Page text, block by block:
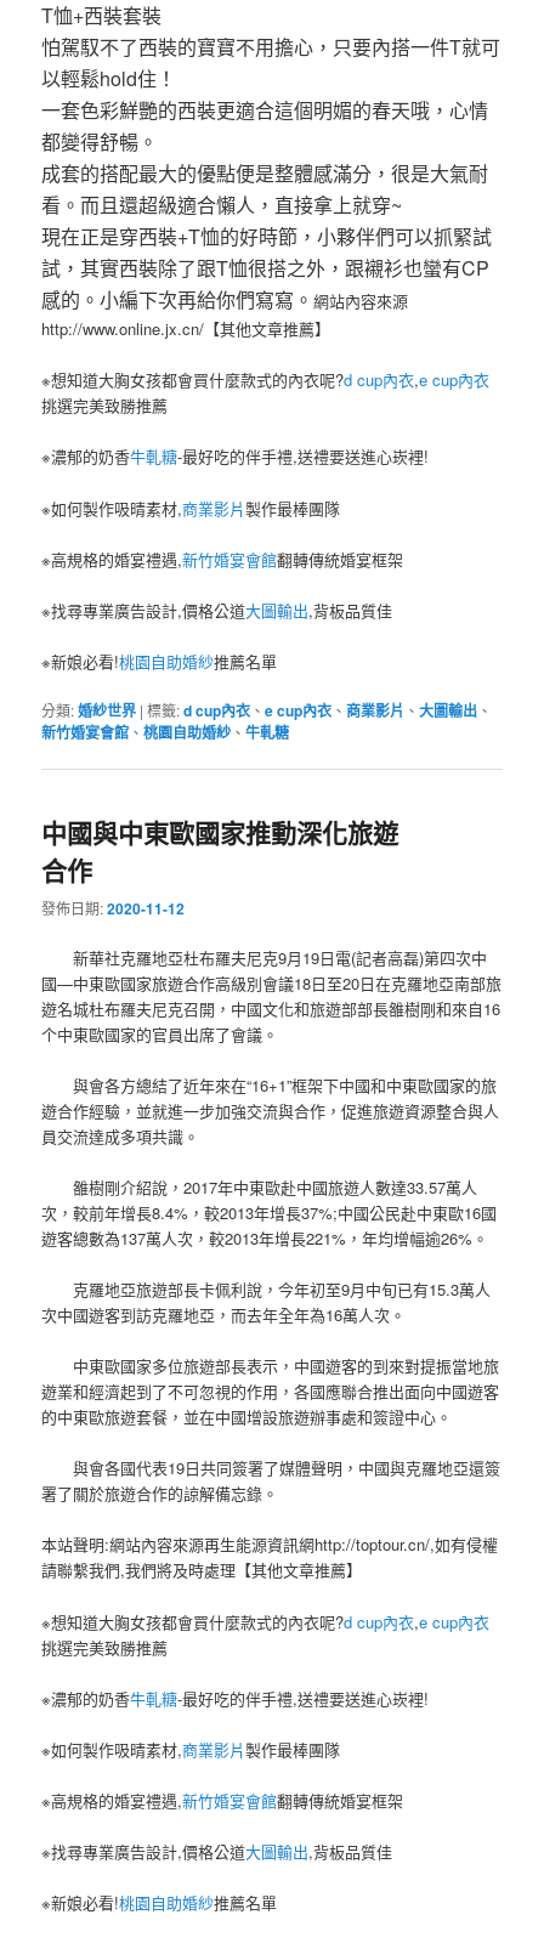
T恤+西裝套裝
怕駕馭不了西裝的寶寶不用擔心，只要內搭一件T就可
以輕鬆hold住！
一套色彩鮮艷的西裝更適合這個明媚的春天哦，心情
都變得舒暢。
成套的搭配最大的優點便是整體感滿分，很是大氣耐
看。而且還超級適合懶人，直接拿上就穿~
現在正是穿西裝+T恤的好時節，小夥伴們可以抓緊試
試，其實西裝除了跟T恤很搭之外，跟襯衫也蠻有CP
感的。小編下次再給你們寫寫。網站內容來源
http://www.online.jx.cn/【其他文章推薦】
※想知道大胸女孩都會買什麼款式的內衣呢?d cup內衣,e cup內衣
挑選完美致勝推薦
※濃郁的奶香牛軋糖-最好吃的伴手禮,送禮要送進心崁裡!
※如何製作吸晴素材,商業影片製作最棒團隊
※高規格的婚宴禮遇,新竹婚宴會館翻轉傳統婚宴框架
※找尋專業廣告設計,價格公道大圖輸出,背板品質佳
※新娘必看!桃園自助婚紗推薦名單
分類:婚紗世界 |標籤:d cup內衣 、e cup內衣 、商業影片 、大圖輸出 、
新竹婚宴會館 、桃園自助婚紗 、牛軋糖
中國與中東歐國家推動深化旅遊
合作
發佈日期:2020-11-12
新華社克羅地亞杜布羅夫尼克9月19日電(記者高磊)第四次中
國—中東歐國家旅遊合作高級別會議18日至20日在克羅地亞南部旅
遊名城杜布羅夫尼克召開，中國文化和旅遊部部長雒樹剛和來自16
个中東歐國家的官員出席了會議。
與會各方總結了近年來在“16+1”框架下中國和中東歐國家的旅
遊合作經驗，並就進一步加強交流與合作，促進旅遊資源整合與人
員交流達成多項共識。
雒樹剛介紹說，2017年中東歐赴中國旅遊人數達33.57萬人
次，較前年增長8.4%，較2013年增長37%;中國公民赴中東歐16國
遊客總數為137萬人次，較2013年增長221%，年均增幅逾26%。
克羅地亞旅遊部長卡佩利說，今年初至9月中旬已有15.3萬人
次中國遊客到訪克羅地亞，而去年全年為16萬人次。
中東歐國家多位旅遊部長表示，中國遊客的到來對提振當地旅
遊業和經濟起到了不可忽視的作用，各國應聯合推出面向中國遊客
的中東歐旅遊套餐，並在中國增設旅遊辦事處和簽證中心。
與會各國代表19日共同簽署了媒體聲明，中國與克羅地亞還簽
署了關於旅遊合作的諒解備忘錄。
本站聲明:網站內容來源再生能源資訊網http://toptour.cn/,如有侵權
請聯繫我們,我們將及時處理【其他文章推薦】
※想知道大胸女孩都會買什麼款式的內衣呢?d cup內衣,e cup內衣
挑選完美致勝推薦
※濃郁的奶香牛軋糖-最好吃的伴手禮,送禮要送進心崁裡!
※如何製作吸晴素材,商業影片製作最棒團隊
※高規格的婚宴禮遇,新竹婚宴會館翻轉傳統婚宴框架
※找尋專業廣告設計,價格公道大圖輸出,背板品質佳
※新娘必看!桃園自助婚紗推薦名單